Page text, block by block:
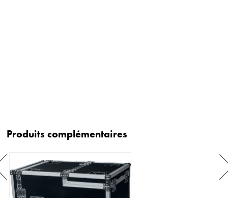
Produits complémentaires